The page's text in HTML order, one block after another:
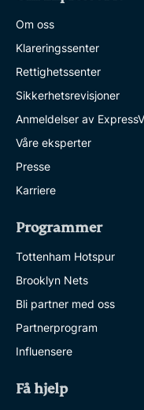
Om oss
Klareringssenter
Rettighetssenter
Sikkerhetsrevisjoner
Anmeldelser av
Våre eksperter
Presse
Karriere
Programmer
Tottenham Hotspur
Brooklyn Nets
Bli partner med oss
Partnerprogram
Influensere
Få hjelp